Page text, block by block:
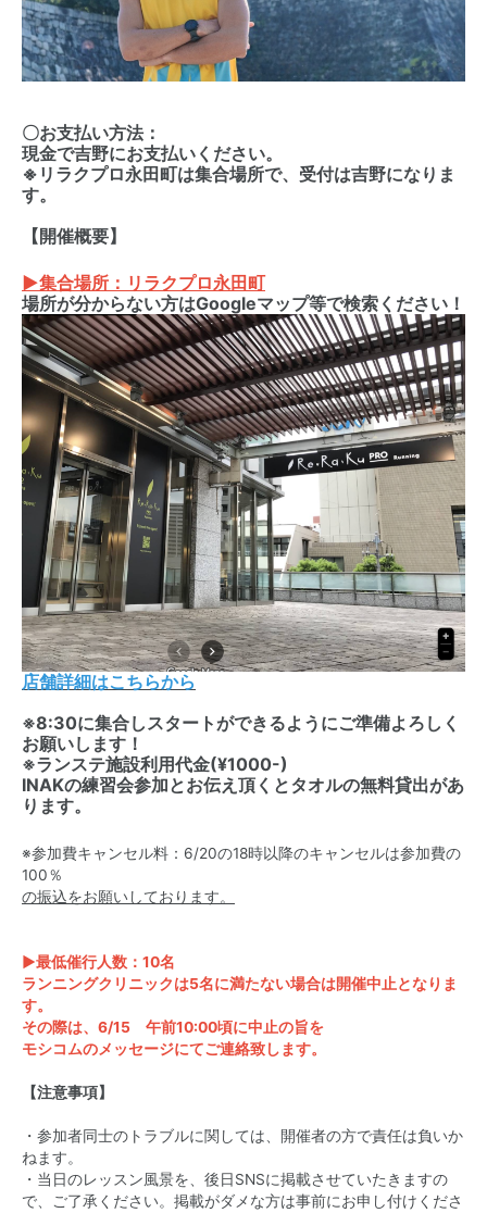
〇お支払い方法：
現金で吉野にお支払いください。
※リラクプロ永田町は集合場所で、受付は吉野になりま
す。
【開催概要】
▶集合場所：リラクプロ永田町
場所が分からない方はGoogleマップ等で検索ください！
店舗詳細はこちらから
※8:30に集合しスタートができるようにご準備よろしく
お願いします！
※ランステ施設利用代金(¥1000-)
INAKの練習会参加とお伝え頂くとタオルの無料貸出があ
ります。
※参加費キャンセル料：6/20の18時以降のキャンセルは参加費の
100％
の振込をお願いしております。
▶最低催行人数：10名
ランニングクリニックは5名に満たない場合は開催中止となりま
す。
その際は、6/15 午前10:00頃に中止の旨を
モシコムのメッセージにてご連絡致します。
【注意事項】
・参加者同士のトラブルに関しては、開催者の方で責任は負いか
ねます。
・当日のレッスン風景を、後日SNSに掲載させていたきますの
で、ご了承ください。掲載がダメな方は事前にお申し付けくださ